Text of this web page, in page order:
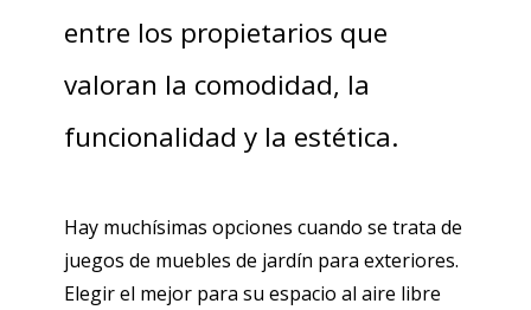
entre los propietarios que
valoran la comodidad, la
funcionalidad y la estética.
Hay muchísimas opciones cuando se trata de
juegos de muebles de jardín para exteriores.
Elegir el mejor para su espacio al aire libre